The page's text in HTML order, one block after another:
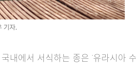
에서 서식하는 종은 ‘유라시아